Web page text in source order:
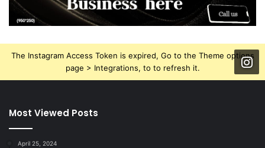
The Instagram Access Token is expired, Go to the Theme options
page > Integrations, to to refresh it.
Most Viewed Posts
April 25, 2024